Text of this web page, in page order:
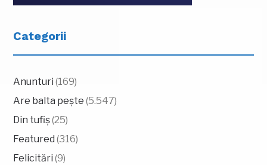
Categorii
Anunturi (169)
Are balta pește (5.547)
Din tufiș(25)
Featured (316)
Felicitări (9)